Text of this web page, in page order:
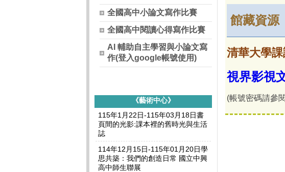
全國高中小論文寫作比賽
全國高中閱讀心得寫作比賽
AI 輔助自主學習與小論文寫
作(登入google帳號使用)
《藝術中心》
115年1月22日-115年03月18日書
頁間的光影:課本裡的舊時光與生活
誌
114年12月15日-115年01月20日學
思共築：我們的創造日常 國立中興
高中師生聯展
館藏資源
清華大學
視界影視
(帳號密碼請參